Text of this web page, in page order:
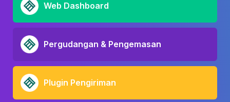
Web Dashboard
Pergudangan & Pengemasan
Plugin Pengiriman